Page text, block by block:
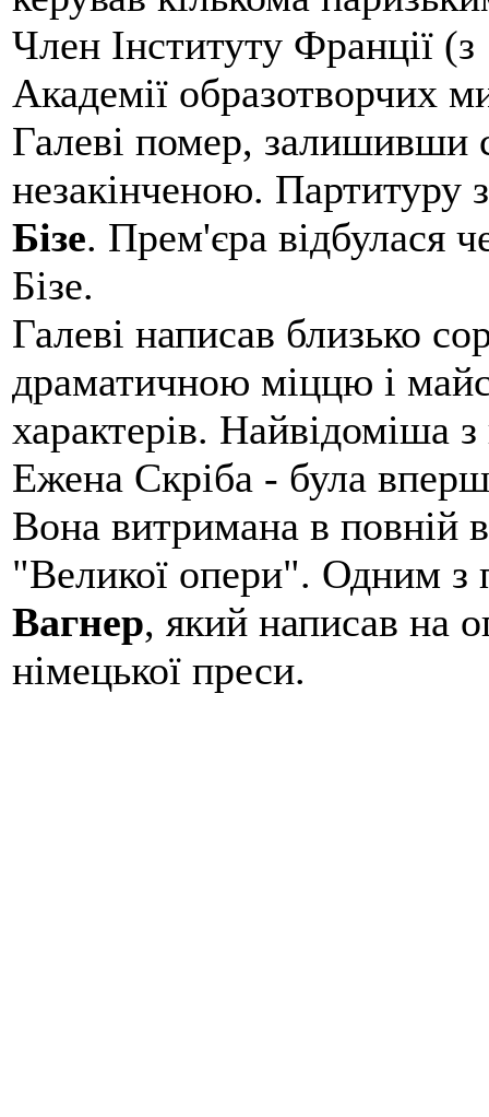
Член Інституту Франції
Академії образотворчих
Галеві помер,
незакінченою. Партитуру
Бізе. Прем'єра відбулася
Бізе.
Галеві написав близько
драматичною міццю і
характерів. Найвідоміша
Ежена Скріба - була
Вона витримана в повній
"Великої опери". Одним з
Вагнер, який написав на
німецької преси.